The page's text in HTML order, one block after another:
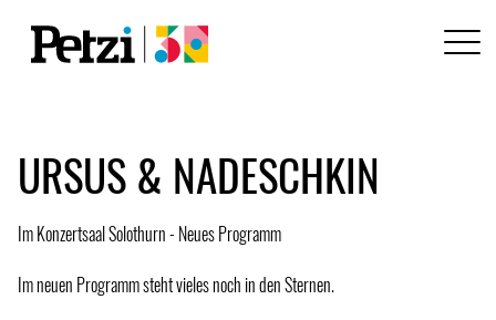
URSUS & NADESCHKIN
Im Konzertsaal Solothurn - Neues Programm
Im neuen Programm steht vieles noch in den Sternen.